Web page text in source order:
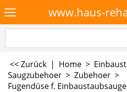
www.haus-
<< Zurück | Home >
Saugzubehoer > Zubehoer >
Fugendüse f.